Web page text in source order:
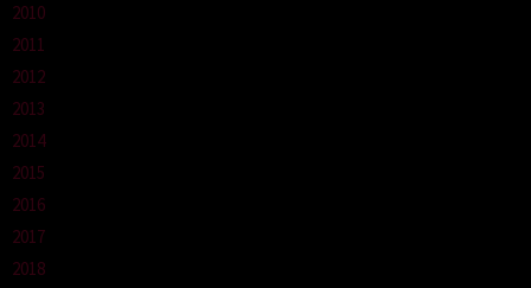
2010
2011
2012
2013
2014
2015
2016
2017
2018